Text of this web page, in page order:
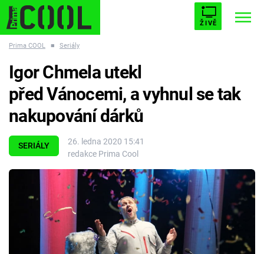
ŽIVĚ
ESCAPE PLNEJ KOTEL AVENGERS 5
Témata
Seriály
Prima COOL ■ Seriály
SERIÁLY
26. ledna 2020 15:41
redakce Prima Cool
Igor Chmela utekl
před Vánocemi, a vyhnul se tak
nakupování dárků